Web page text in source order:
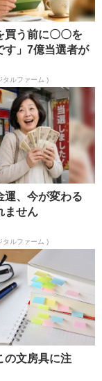
買う前に〇〇を
す」7億当選者が
タルファーム )
運、今が変わる
ません
タルファーム )
の文房具に注